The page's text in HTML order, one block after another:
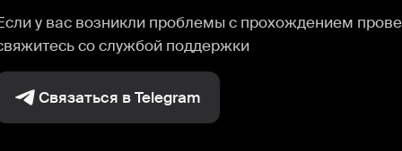
у вас возникли проблемы с прохождением
со службой поддержки
Связаться в Telegram